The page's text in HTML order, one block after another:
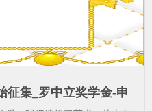
征集_罗中立奖学金-申